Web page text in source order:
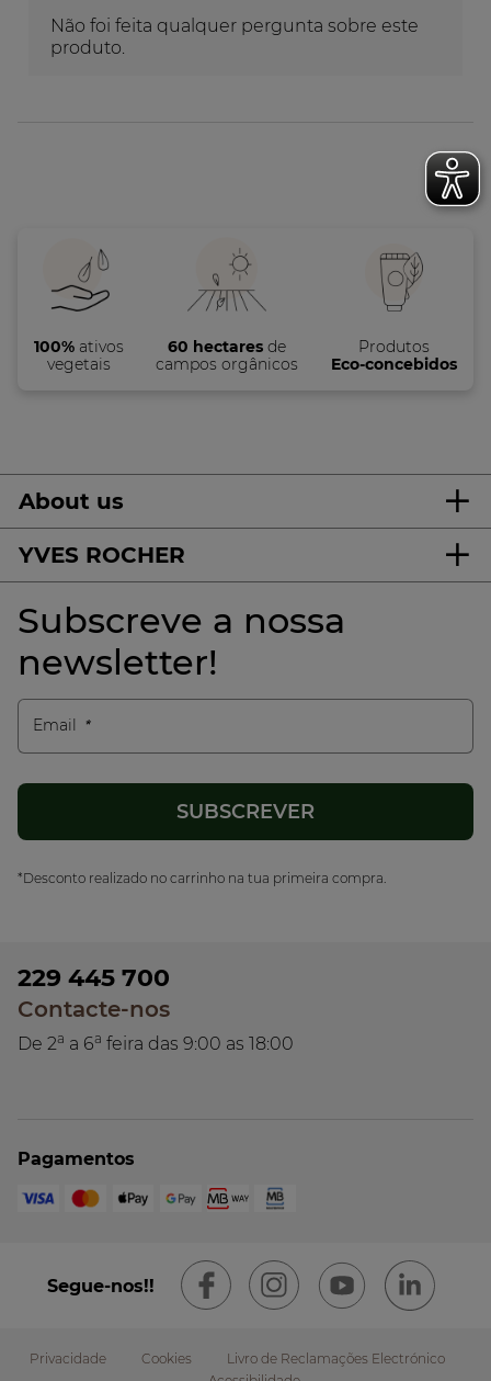
100%ativos
vegetais
60 hectares de
campos orgânicos
Produtos
Eco-concebidos
About us
YVES ROCHER
Subscreve a nossa
newsletter!
Email
*Desconto realizado no carrinho na tua primeira compra.
229 445 700
Contacte-nos
De 2a a 6a feira das 9:00 as 18:00
Pagamentos
Segue-nos!!
Privacidade Cookies
Livro de Reclamações Electrónico